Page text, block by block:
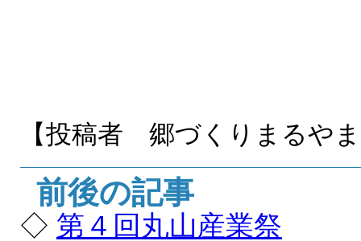
【投稿者 郷づくりまるや
前後の記事
◇ 第４回丸山産業祭